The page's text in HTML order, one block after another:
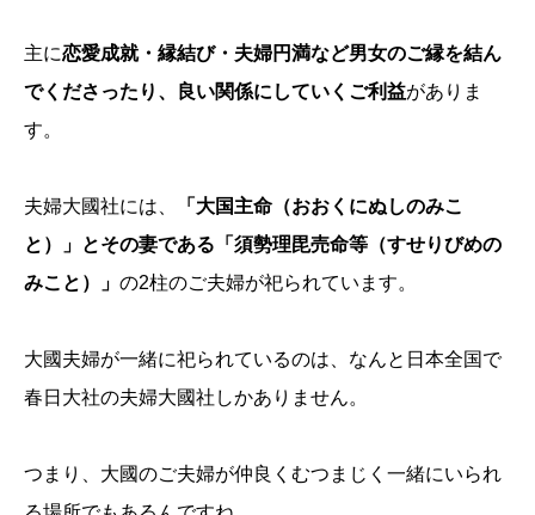
主に恋愛成就・縁結び・夫婦円満など男女のご縁を結ん
でくださったり、良い関係にしていくご利益がありま
す。
夫婦大國社には、
「大国主命（おおくにぬしのみこ
と）」とその妻である「須勢理毘売命等（すせりびめの
みこと）」 の2柱のご夫婦が祀られています。
大國夫婦が一緒に祀られているのは、なんと日本全国で
春日大社の夫婦大國社しかありません。
つまり、大國のご夫婦が仲良くむつまじく一緒にいられ